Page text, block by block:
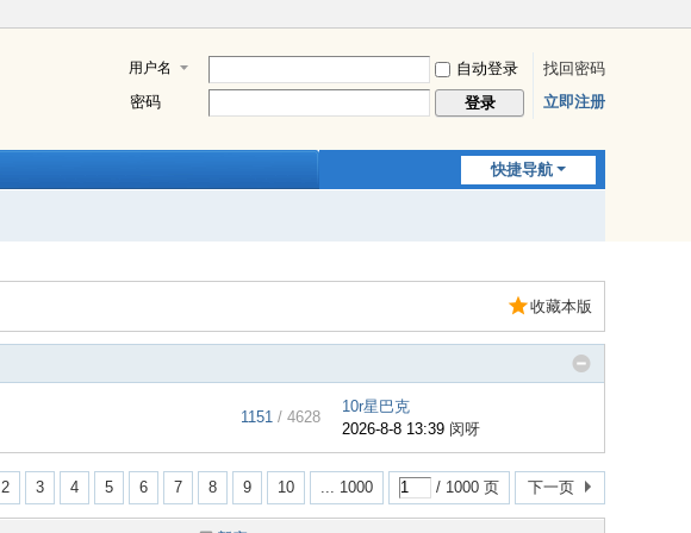
用户名 自动登录
找回密码
密码
登录 立即注册
快捷导航
收藏本版
1151 / 4628
10r星巴克
2026-8-8 13:39 闵呀
2 3 4 5 6 7 8 9 10 ... 1000 / 1000 页 下一页